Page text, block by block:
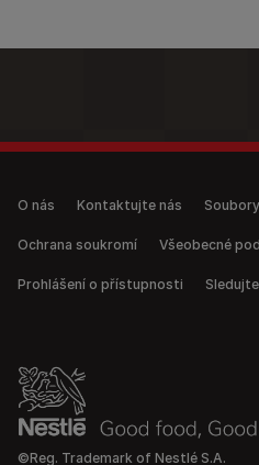
©Reg. Trademark of Nestlé S.A.
Legal (anonymous)
O nás Kontaktujte nás
Ochrana soukromí Všeobecné
Prohlášení o přístupnosti